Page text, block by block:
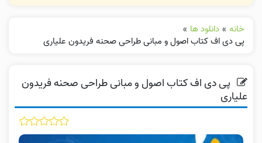
خانه » دانلود ها »
پی دی اف کتاب اصول و مبانی طراحی صحنه فریدون علیاری
پی دی اف کتاب اصول و مبانی طراحی صحنه فریدون
علیاری